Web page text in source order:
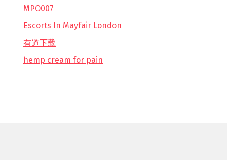
MPO007
Escorts In Mayfair London
有道下载
hemp cream for pain